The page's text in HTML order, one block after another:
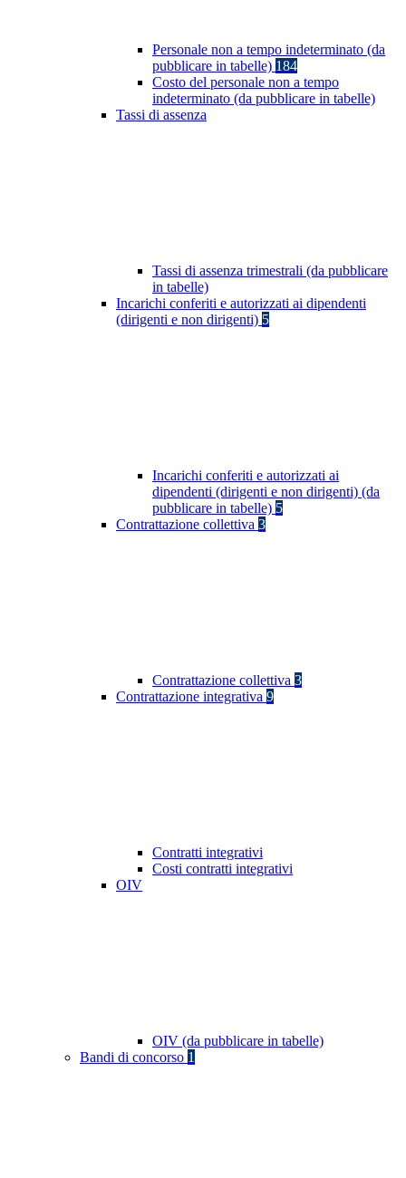
Personale non a tempo indeterminato (da
pubblicare in tabelle) 184
Costo del personale non a tempo
indeterminato (da pubblicare in tabelle)
Tassi di assenza
Tassi di assenza trimestrali (da pubblicare
in tabelle)
Incarichi conferiti e autorizzati ai dipendenti
(dirigenti e non dirigenti) 5
Incarichi conferiti e autorizzati ai
dipendenti (dirigenti e non dirigenti) (da
pubblicare in tabelle) 5
Contrattazione collettiva 3
Contrattazione collettiva 3
Contrattazione integrativa 9
Contratti integrativi
Costi contratti integrativi
OIV
OIV (da pubblicare in tabelle)
Bandi di concorso 1